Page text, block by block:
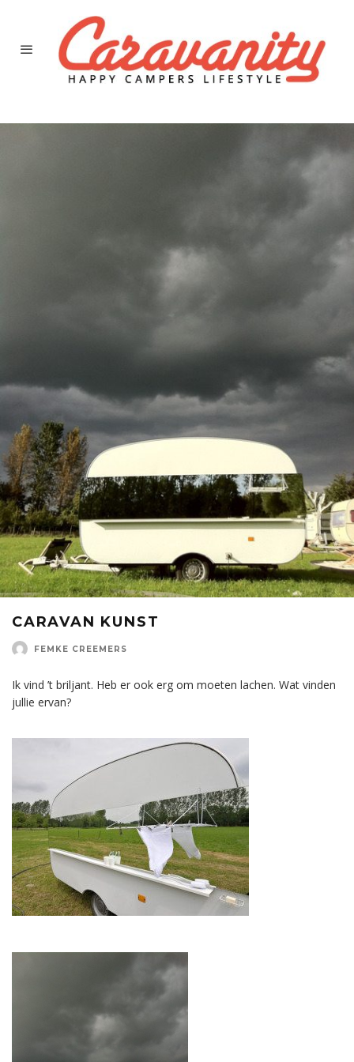
CARAVAN KUNST
FEMKE CREEMERS
Ik vind ’t briljant. Heb er ook erg om moeten lachen. Wat vinden
jullie ervan?